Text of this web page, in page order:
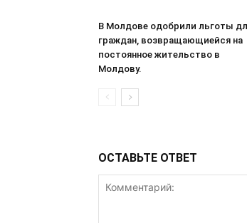
В Молдове одобрили льготы
граждан, возвращающиейся на
постоянное жительство в
Молдову.
ОСТАВЬТЕ ОТВЕТ